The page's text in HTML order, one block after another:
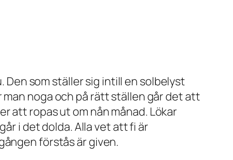
som ställer sig intill en solbelyst
noga och på rätt ställen går det att
att ropas ut om nån månad. Lökar
i det dolda. Alla vet att fi är
förstås är given.